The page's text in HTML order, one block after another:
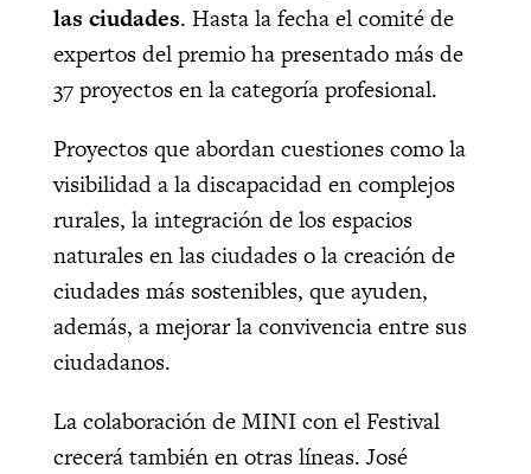
las ciudades. Hasta la fecha el comité de
expertos del premio ha presentado más de
37 proyectos en la categoría profesional.
Proyectos que abordan cuestiones como la
visibilidad a la discapacidad en complejos
rurales, la integración de los espacios
naturales en las ciudades o la creación de
ciudades más sostenibles, que ayuden,
además, a mejorar la convivencia entre sus
ciudadanos.
La colaboración de MINI con el Festival
crecerá también en otras líneas. José